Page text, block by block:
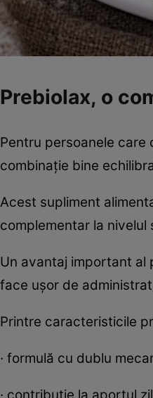
Prebiolax, o
Pentru persoanele care
combinație bine
Acest supliment
complementar la nivelul
Un avantaj important al
face ușor de
Printre caracteristicile
· formulă cu dublu
· contribuție la aportul